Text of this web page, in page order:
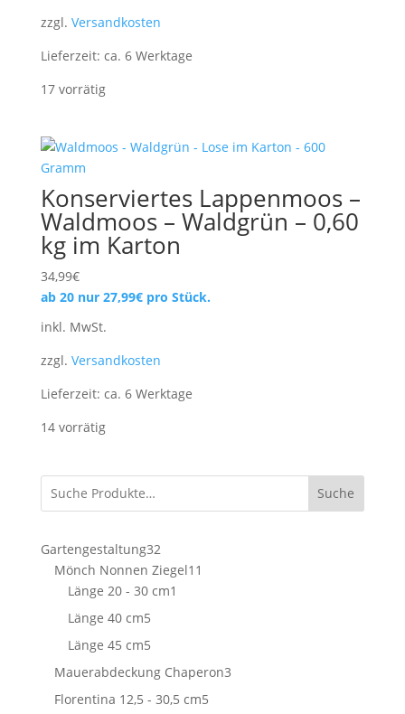
zzgl. Versandkosten
Lieferzeit: ca. 6 Werktage
17 vorrätig
Konserviertes Lappenmoos –
Waldmoos – Waldgrün – 0,60
kg im Karton
34,99€
ab 20 nur 27,99€pro Stück.
inkl. MwSt.
zzgl. Versandkosten
Lieferzeit: ca. 6 Werktage
14 vorrätig
Suche
Gartengestaltung3232
Produkte
Mönch Nonnen Ziegel11
Länge 20 - 30 cm1
Länge 40 cm55
Produkte
Länge 45 cm55
Produkte
Mauerabdeckung Chaperon33
Florentina 12,5 - 30,5 cm55